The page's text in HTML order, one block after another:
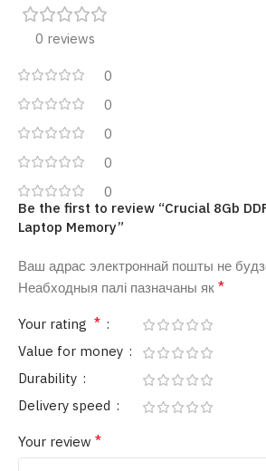
0 reviews
0
0
0
0
0
Be the first to review “Crucial 8Gb
Laptop Memory”
Ваш адрас электроннай пошты не
Неабходныя палі пазначаны як*
Your rating *
Value for money
Durability
Delivery speed
Your review *